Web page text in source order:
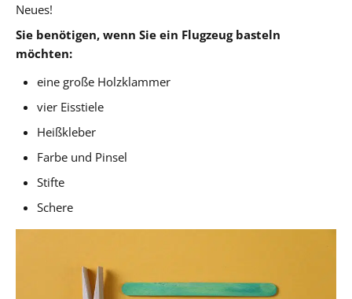
Neues!
Sie benötigen, wenn Sie ein Flugzeug basteln
möchten:
eine große Holzklammer
vier Eisstiele
Heißkleber
Farbe und Pinsel
Stifte
Schere